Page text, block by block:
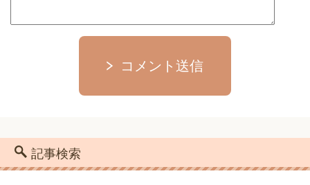
コメント送信
記事検索